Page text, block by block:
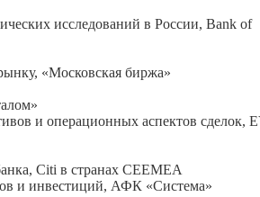
исследований в России, Bank of
«Московская биржа»
и операционных аспектов сделок,
Citi в странах CEEMEA
и инвестиций, АФК «Система»